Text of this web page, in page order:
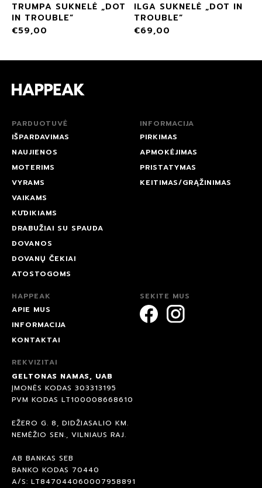
TRUMPA SUKNELĖ „DOT
IN TROUBLE”
€59,00
ILGA SUKNELĖ „DOT IN
TROUBLE”
€69,00
PARDUOTUVĖ
IŠPARDAVIMAS
NAUJIENOS
MOTERIMS
VYRAMS
VAIKAMS
KŪDIKIAMS
DRABUŽIAI SU SPAUDA
DOVANOS
DOVANŲ ČEKIAI
ATOSTOGOMS
INFORMACIJA
PIRKIMAS
APMOKĖJIMAS
PRISTATYMAS
KEITIMAS/GRĄŽINIMAS
HAPPEAK
APIE MUS
INFORMACIJA
KONTAKTAI
SEKITE MUS
REKVIZITAI
GELTONAS NAMAS, UAB
ĮMONĖS KODAS 303313195
PVM KODAS LT100008668610
EŽERO G. 8, DIDŽIASALIO KM.
NEMĖŽIO SEN., VILNIAUS RAJ.
AB BANKAS SEB
BANKO KODAS 70440
A/S: LT847044060007958891